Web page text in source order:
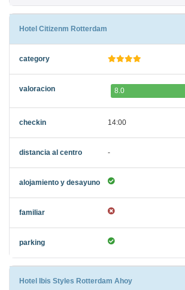
Hotel Citizenm Rotterdam
8.0
14:00
-
Hotel Ibis Styles Rotterdam Ahoy